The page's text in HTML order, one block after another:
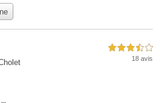
3,5 étoiles sur 5
18 avis